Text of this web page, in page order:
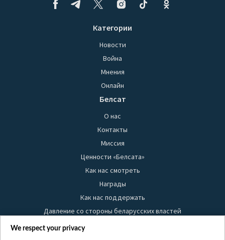
Категории
Новости
Война
Мнения
Онлайн
Белсат
О нас
Контакты
Миссия
Ценности «Белсата»
Как нас смотреть
Награды
Как нас поддержать
Давление со стороны беларусских властей
Правила использования материалов
We respect your privacy